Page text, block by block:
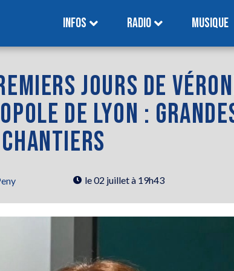
INFOS RADIO MUSIQUE
JOURS DE
DE LYON :
le02 juillet à 19h43